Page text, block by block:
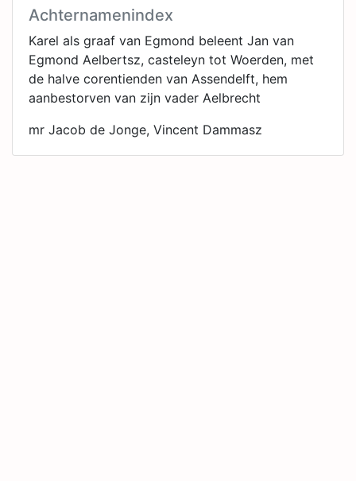
Achternamenindex
Karel als graaf van Egmond beleent Jan van
Egmond Aelbertsz, casteleyn tot Woerden, met
de halve corentienden van Assendelft, hem
aanbestorven van zijn vader Aelbrecht
mr Jacob de Jonge, Vincent Dammasz